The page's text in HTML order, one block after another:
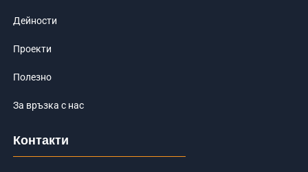
Дейности
Проекти
Полезно
За връзка с нас
Контакти